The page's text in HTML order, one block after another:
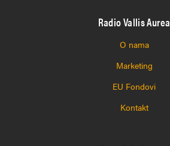
Radio Vallis Aurea
O nama
Marketing
EU Fondovi
Kontakt